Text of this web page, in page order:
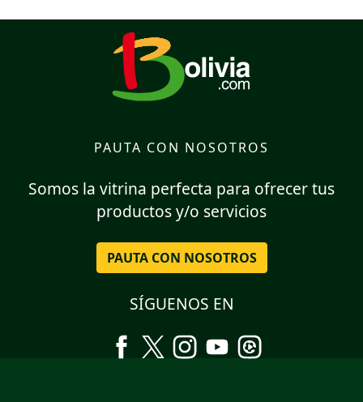
PAUTA CON NOSOTROS
Somos la vitrina perfecta para ofrecer tus
productos y/o servicios
PAUTA CON NOSOTROS
SÍGUENOS EN